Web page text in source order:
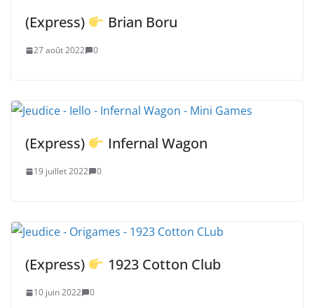
(Express) Brian Boru
27 août 2022 0
(Express) Infernal Wagon
19 juillet 2022 0
(Express) 1923 Cotton Club
10 juin 2022 0